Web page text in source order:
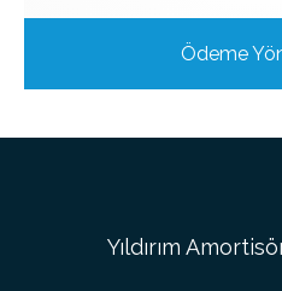
Ödeme
Yıldırım